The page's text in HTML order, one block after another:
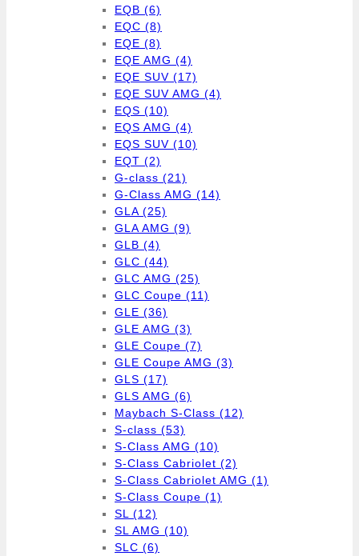
EQB (6)
EQC (8)
EQE (8)
EQE AMG (4)
EQE SUV (17)
EQE SUV AMG (4)
EQS (10)
EQS AMG (4)
EQS SUV (10)
EQT (2)
G-class (21)
G-Class AMG (14)
GLA (25)
GLA AMG (9)
GLB (4)
GLC (44)
GLC AMG (25)
GLC Coupe (11)
GLE (36)
GLE AMG (3)
GLE Coupe (7)
GLE Coupe AMG (3)
GLS (17)
GLS AMG (6)
Maybach S-Class (12)
S-class (53)
S-Class AMG (10)
S-Class Cabriolet (2)
S-Class Cabriolet AMG (1)
S-Class Coupe (1)
SL
(12)
SL AMG (10)
SLC (6)